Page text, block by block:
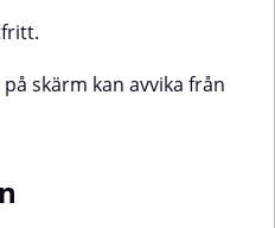
skärm kan avvika från